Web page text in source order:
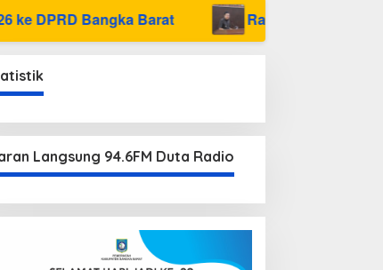
Barat Raperda Pajak dan Retribusi
Langsung 94.6FM Duta Radio